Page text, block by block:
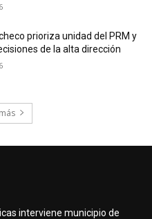
prioriza unidad del PRM y
de la alta dirección
interviene municipio de